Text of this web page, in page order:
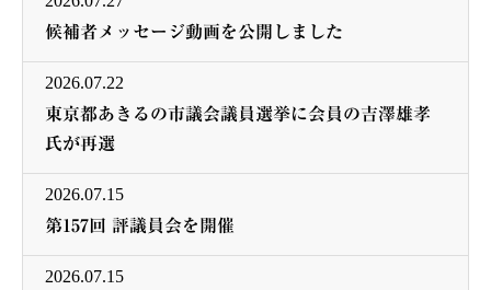
候補者メッセージ動画を公開しました
2026.07.22
東京都あきるの市議会議員選挙に会員の吉澤雄孝
氏が再選
2026.07.15
第157回 評議員会を開催
2026.07.15